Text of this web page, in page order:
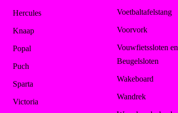
Hercules
Knaap
Popal
Puch
Sparta
Victoria
Voetbaltafelstang
Voorvork
Vouwfietssloten en
Beugelsloten
Wakeboard
Wandrek